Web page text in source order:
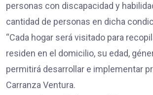
personas con discapacidad y
cantidad de personas en dicha
“Cada hogar será visitado para
residen en el domicilio, su edad,
permitirá desarrollar e implementar
Carranza Ventura.